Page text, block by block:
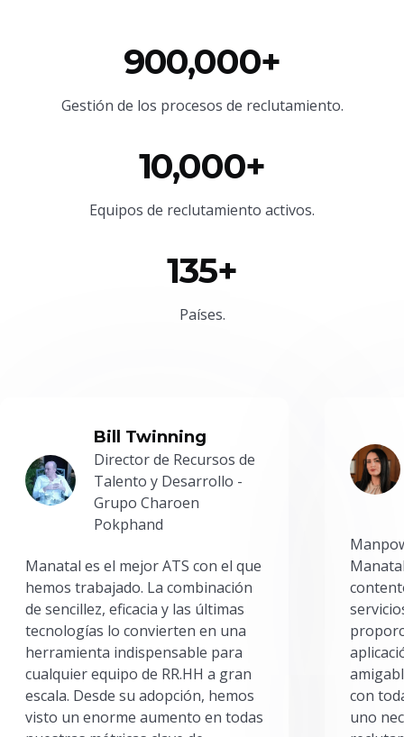
900,000+
Gestión de los procesos de reclutamiento.
10,000+
Equipos de reclutamiento activos.
135+
Países.
Bill Twinning
Director de Recursos de
Talento y Desarrollo -
Grupo Charoen
Pokphand
Manatal es el mejor ATS con el que
hemos trabajado. La combinación
de sencillez, eficacia y las últimas
tecnologías lo convierten en una
herramienta indispensable para
cualquier equipo de RR.HH a gran
escala. Desde su adopción, hemos
visto un enorme aumento en todas
con
uno